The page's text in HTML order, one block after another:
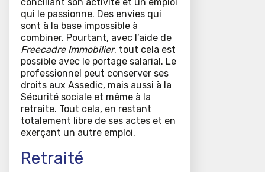
qui le passionne. Des envies qui
sont à la base impossible à
combiner. Pourtant, avec l’aide de
Freecadre Immobilier, tout cela est
possible avec le portage salarial. Le
professionnel peut conserver ses
droits aux Assedic, mais aussi à la
Sécurité sociale et même à la
retraite. Tout cela, en restant
totalement libre de ses actes et en
exerçant un autre emploi.
Retraité